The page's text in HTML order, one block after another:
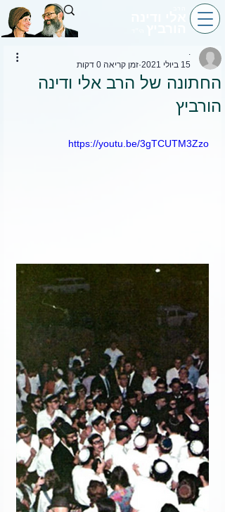
החתונה של הרב אלי ודינה
הורביץ
.
15 ביולי 2021
זמן קריאה 0 דקות
https://youtu.be/3gTCUTM3Zzo